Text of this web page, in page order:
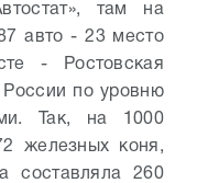
там на
авто - 23 место
- Ростовская
по уровню
Так, на 1000
железных коня,
составляла 260